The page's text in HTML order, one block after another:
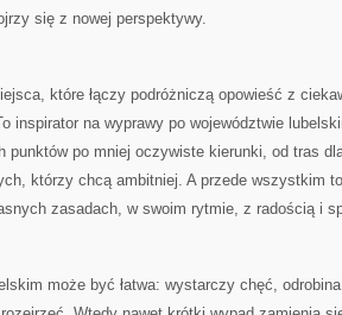
się z nowej perspektywy.
które łączy podróżniczą opowieść z
inspirator na wyprawy po województwie
punktów po mniej oczywiste kierunki, od tras
którzy chcą ambitniej. A przede wszystkim
zasadach, w swoim rytmie, z radością i
może być łatwa: wystarczy chęć,